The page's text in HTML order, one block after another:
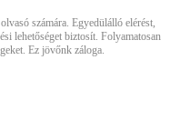
számára. Egyedülálló elérést,
lehetőséget biztosít. Folyamatosan
Ez jövőnk záloga.